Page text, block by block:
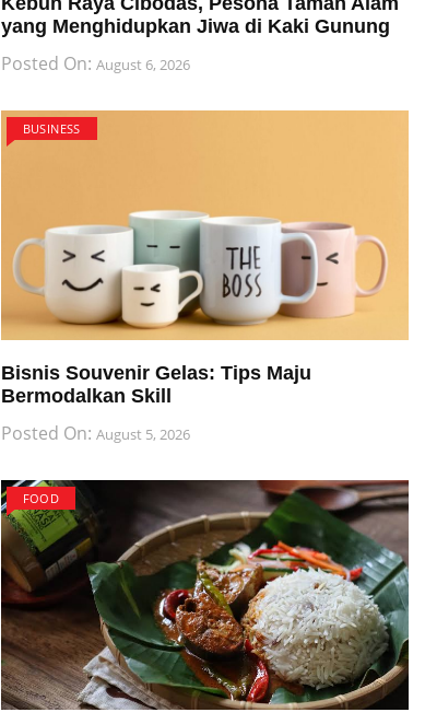
yang Menghidupkan Jiwa di Kaki Gunung
Posted On: August 6, 2026
BUSINESS
Bisnis Souvenir Gelas: Tips Maju
Bermodalkan Skill
Posted On: August 5, 2026
FOOD